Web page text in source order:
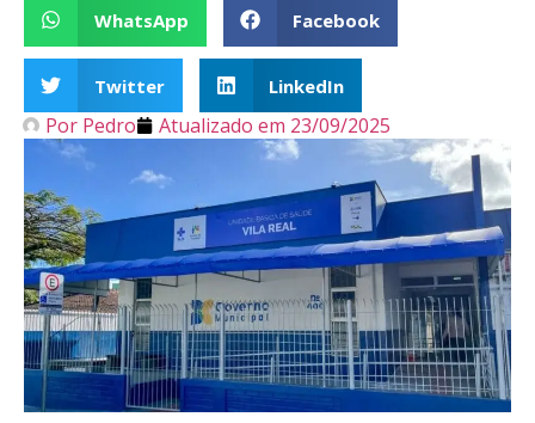
WhatsApp Facebook
Twitter LinkedIn
Por Pedro Atualizado em 23/09/2025